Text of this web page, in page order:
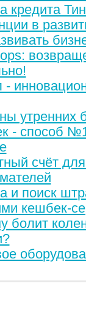
кредита
в
-
утренних
- способ
счёт
и поиск
кешбек-
болит